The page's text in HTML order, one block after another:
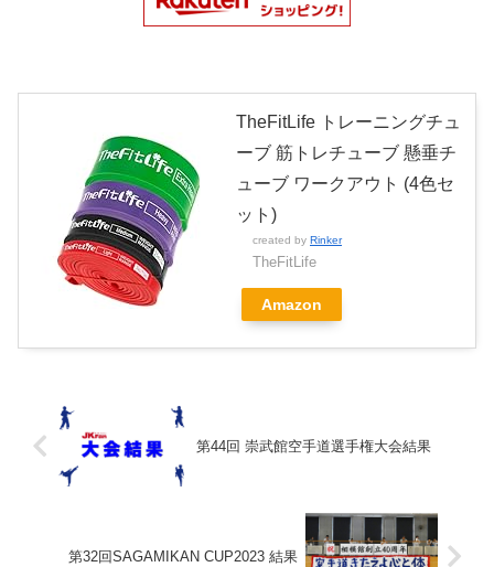
TheFitLife トレーニングチュ
ーブ 筋トレチューブ 懸垂チ
ューブ ワークアウト (4色セ
ット)
created by Rinker
TheFitLife
Amazon
第44回 崇武館空手道選手権大会結果
第32回SAGAMIKAN CUP2023 結果